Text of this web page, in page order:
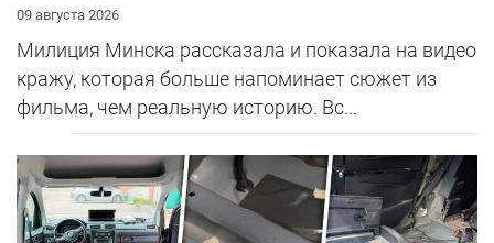
09 августа 2026
Милиция Минска рассказала и показала на видео
кражу, которая больше напоминает сюжет из
фильма, чем реальную историю. Вс...